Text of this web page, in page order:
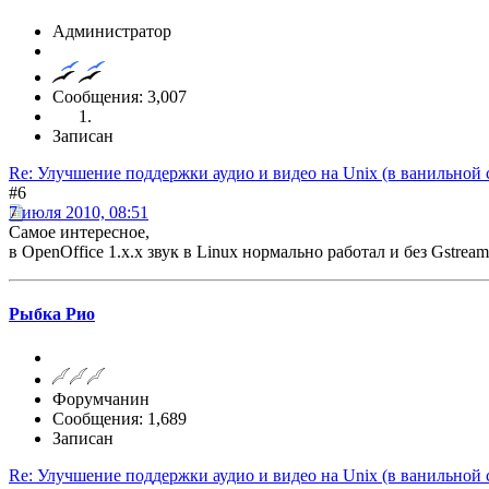
Администратор
Сообщения: 3,007
Записан
Re: Улучшение поддержки аудио и видео на Unix (в ванильной
#6
7 июля 2010, 08:51
Самое интересное,
в OpenOffice 1.x.x звук в Linux нормально работал и без
Рыбка Рио
Форумчанин
Сообщения: 1,689
Записан
Re: Улучшение поддержки аудио и видео на Unix (в ванильной